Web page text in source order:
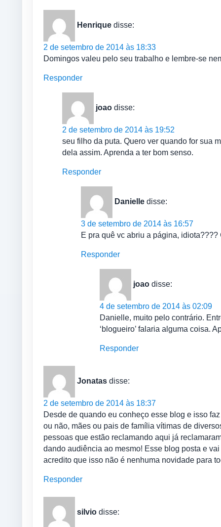
Henrique disse:
2 de setembro de 2014 às 18:33
Domingos valeu pelo seu trabalho e lembre-se
Responder
joao disse:
2 de setembro de 2014 às 19:52
seu filho da puta. Quero ver quando for sua
dela assim. Aprenda a ter bom senso.
Responder
Danielle disse:
3 de setembro de 2014 às 16:57
E pra quê vc abriu a página,
Responder
joao disse:
4 de setembro de 2014 às 02:09
Danielle, muito pelo contrário.
‘blogueiro’ falaria alguma coisa.
Responder
Jonatas disse:
2 de setembro de 2014 às 18:37
Desde de quando eu conheço esse blog e isso
ou não, mães ou pais de família vítimas de
pessoas que estão reclamando aqui já
dando audiência ao mesmo! Esse blog posta e
acredito que isso não é nenhuma novidade para
Responder
silvio disse: